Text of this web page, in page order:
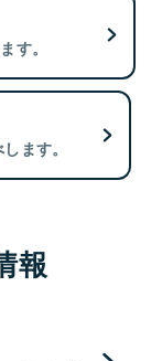
す。
ます。
報